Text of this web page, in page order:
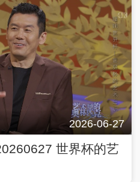
2026-06-27
世界杯的艺